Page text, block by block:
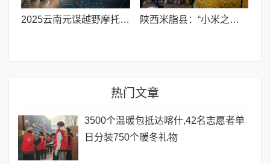
2025云南元谋越野摩托车耐力赛即将燃情开赛 陕西米脂县：“小米之乡”走出农文旅融合新路径
热门文章
3500个温暖包抵达喀什,42名志愿者单
日分装750个暖冬礼物